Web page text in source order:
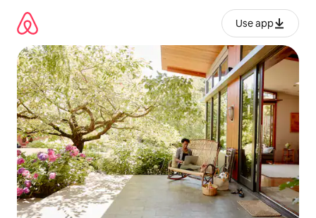
გადასვლა
Use app